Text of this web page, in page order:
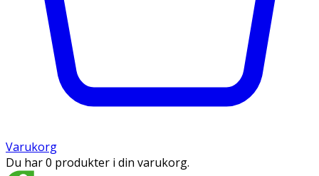
Varukorg
Du har 0 produkter i din varukorg.